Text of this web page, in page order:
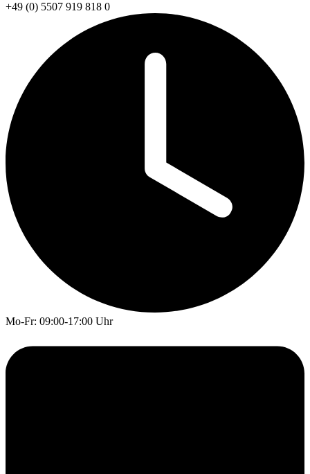
+49 (0) 5507 919 818 0
Mo-Fr: 09:00-17:00 Uhr